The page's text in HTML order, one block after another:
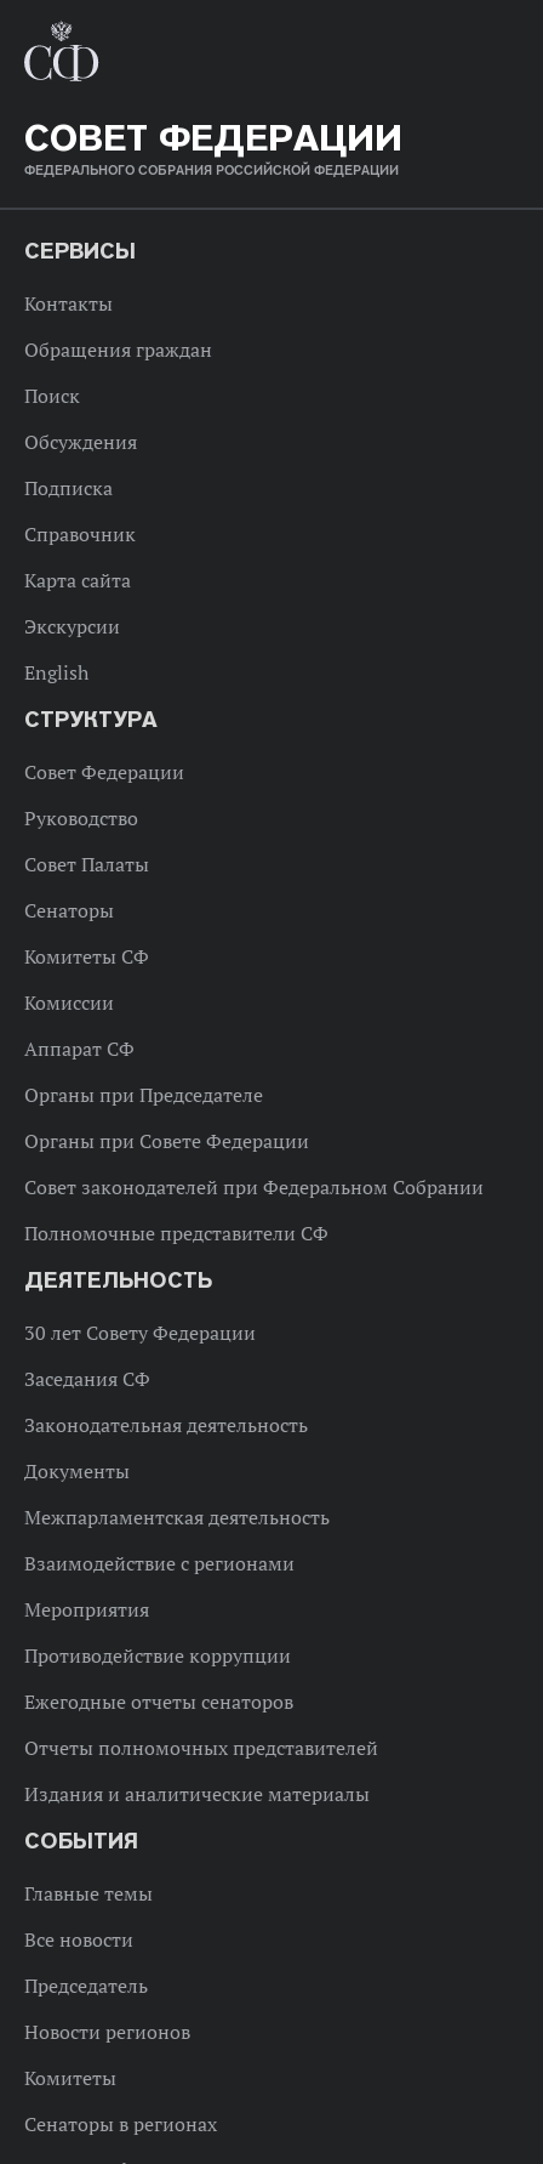
СОВЕТ ФЕДЕРАЦИИ
ФЕДЕРАЛЬНОГО СОБРАНИЯ РОССИЙСКОЙ ФЕДЕРАЦИИ
СЕРВИСЫ
Контакты
Обращения граждан
Поиск
Обсуждения
Подписка
Справочник
Карта сайта
Экскурсии
English
СТРУКТУРА
Совет Федерации
Руководство
Совет Палаты
Сенаторы
Комитеты СФ
Комиссии
Аппарат СФ
Органы при Председателе
Органы при Совете Федерации
Совет законодателей при Федеральном Собрании
Полномочные представители СФ
ДЕЯТЕЛЬНОСТЬ
30 лет Совету Федерации
Заседания СФ
Законодательная деятельность
Документы
Межпарламентская деятельность
Взаимодействие с регионами
Мероприятия
Противодействие коррупции
Ежегодные отчеты сенаторов
Отчеты полномочных представителей
Издания и аналитические материалы
СОБЫТИЯ
Главные темы
Все новости
Председатель
Новости регионов
Комитеты
Сенаторы в регионах